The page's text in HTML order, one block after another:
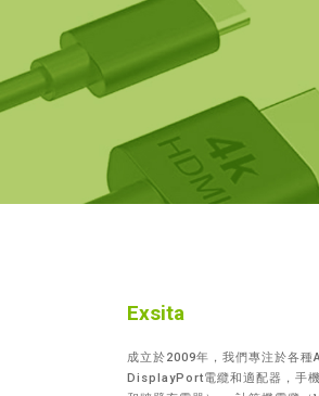
Exsita
成立於2009年，我們專注於各
DisplayPort電纜和適配器，手